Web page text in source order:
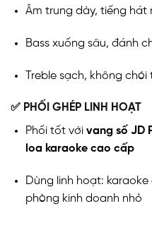
Âm trung dày, tiếng hát
Bass xuống sâu, đánh
Treble sạch, không chói
✅ PHỐI GHÉP LINH HOẠT
Phối tốt với vang số JD
loa karaoke cao cấp
Dùng linh hoạt:
phòng kinh doanh nhỏ